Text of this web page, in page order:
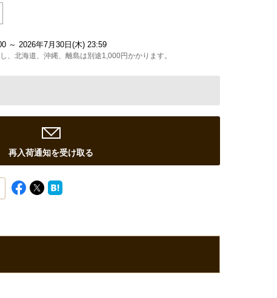
～ 2026年7月30日(木) 23:59
、北海道、沖縄、離島は別途1,000円かかります。
再入荷通知を受け取る